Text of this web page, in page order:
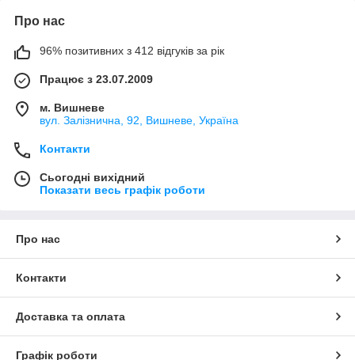
Про нас
96% позитивних з 412 відгуків за рік
Працює з 23.07.2009
м. Вишневе
вул. Залізнична, 92, Вишневе, Україна
Контакти
Сьогодні вихідний
Показати весь графік роботи
Про нас
Контакти
Доставка та оплата
Графік роботи